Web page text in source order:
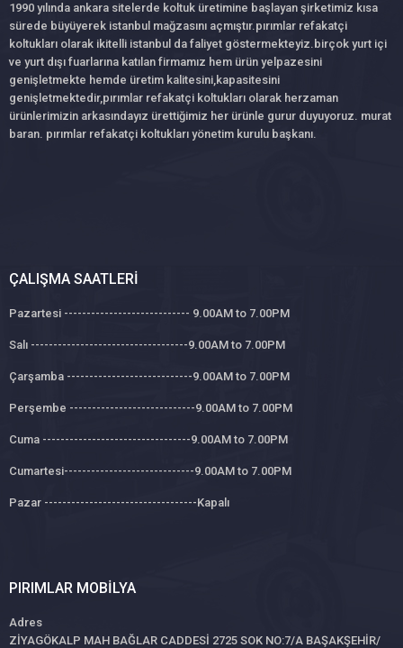
1990 yılında ankara sitelerde koltuk üretimine başlayan şirketimiz kısa
sürede büyüyerek istanbul mağzasını açmıştır.pırımlar refakatçi
koltukları olarak ikitelli istanbul da faliyet göstermekteyiz.birçok yurt içi
ve yurt dışı fuarlarına katılan firmamız hem ürün yelpazesini
genişletmekte hemde üretim kalitesini,kapasitesini
genişletmektedir,pırımlar refakatçi koltukları olarak herzaman
ürünlerimizin arkasındayız ürettiğimiz her ürünle gurur duyuyoruz. murat
baran. pırımlar refakatçi koltukları yönetim kurulu başkanı.
ÇALIŞMA SAATLERI
Pazartesi ---------------------------- 9.00AM to 7.00PM
Salı -----------------------------------9.00AM to 7.00PM
Çarşamba ----------------------------9.00AM to 7.00PM
Perşembe ----------------------------9.00AM to 7.00PM
Cuma ---------------------------------9.00AM to 7.00PM
Cumartesi-----------------------------9.00AM to 7.00PM
Pazar ----------------------------------Kapalı
PIRIMLAR MOBILYA
Adres
ZİYAGÖKALP MAH BAĞLAR CADDESİ 2725 SOK NO:7/A BAŞAKŞEHİR/